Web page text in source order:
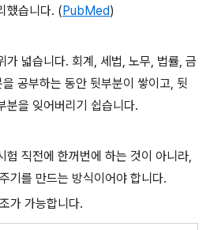
했습니다. (PubMed)
가 넓습니다. 회계, 세법, 노무, 법률, 금
공부하는 동안 뒷부분이 쌓이고, 뒷
분을 잊어버리기 쉽습니다.
험 직전에 한꺼번에 하는 것이 아니라,
기를 만드는 방식이어야 합니다.
가 가능합니다.